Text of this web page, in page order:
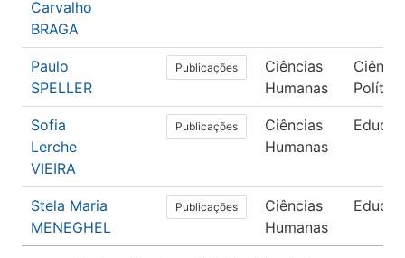
Carvalho
BRAGA
Paulo
SPELLER
Publicações
Ciências
Humanas
Ciência
Política
Sofia
Lerche
VIEIRA
Publicações
Ciências
Humanas
Stela Maria
MENEGHEL
Publicações
Ciências
Humanas